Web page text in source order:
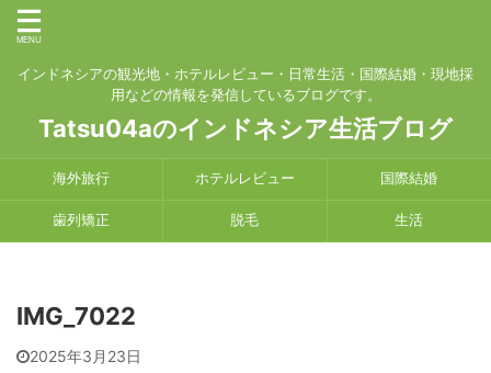
インドネシアの観光地・ホテルレビュー・日常生活・国際結婚・現地採
用などの情報を発信しているブログです。
Tatsu04aのインドネシア生活ブログ
海外旅行 ホテルレビュー 国際結婚
歯列矯正 脱毛 生活
IMG_7022
2025年3月23日